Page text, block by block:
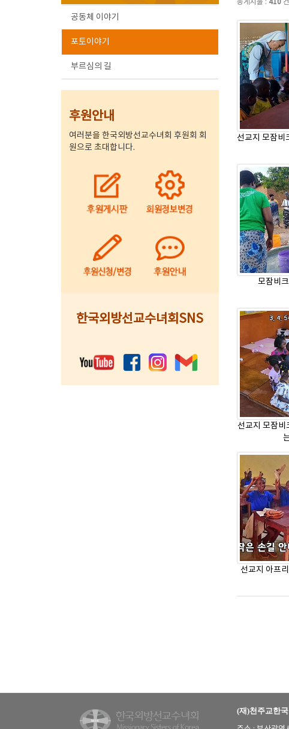
공동체 이야기
포토이야기
부르심의 길
후원안내
여러분을 한국외방선교수녀회 후원회 회
원으로 초대합니다.
한국외방선교수녀회SNS
총게시물 : 410
선교지 모잠비
모잠비
선교지 모잠비
선교지 아프
(재)천주교한